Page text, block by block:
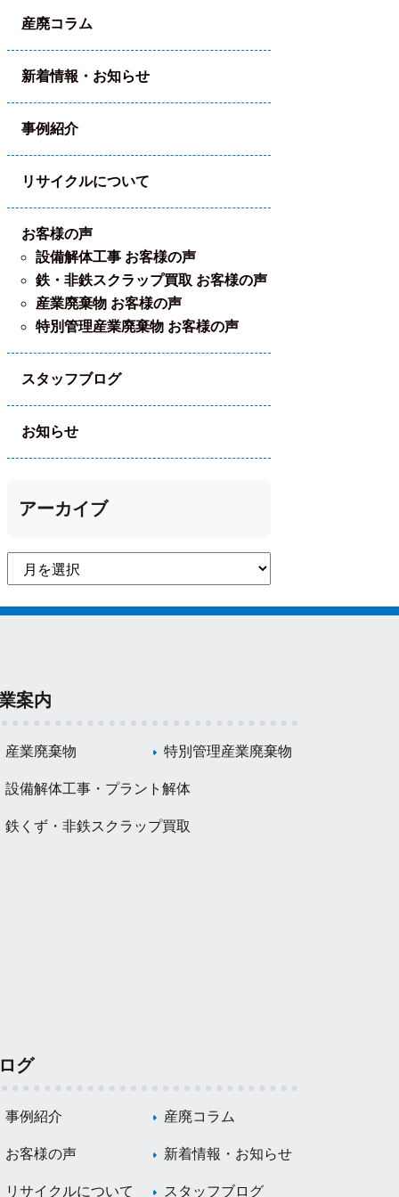
産廃コラム
新着情報・お知らせ
事例紹介
リサイクルについて
お客様の声
設備解体工事 お客様の声
鉄・非鉄スクラップ買取 お客様の声
産業廃棄物 お客様の声
特別管理産業廃棄物 お客様の声
スタッフブログ
お知らせ
アーカイブ
案内
産業廃棄物 特別管理産業廃棄物
設備解体工事・プラント解体
鉄くず・非鉄スクラップ買取
グ
事例紹介 産廃コラム
お客様の声 新着情報・お知らせ
リサイクルについて スタッフブログ